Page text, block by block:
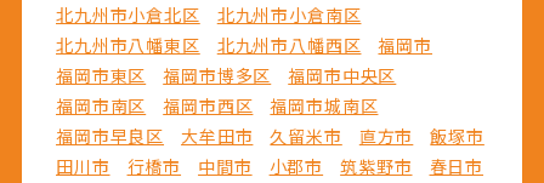
北九州市小倉北区
北九州市小倉南区
北九州市八幡東区
北九州市八幡西区
福岡市
福岡市東区
福岡市博多区
福岡市中央区
福岡市南区
福岡市西区
福岡市城南区
福岡市早良区
大牟田市 久留米市 直方市
飯塚市
田川市
行橋市 中間市 小郡市 筑紫野市
春日市